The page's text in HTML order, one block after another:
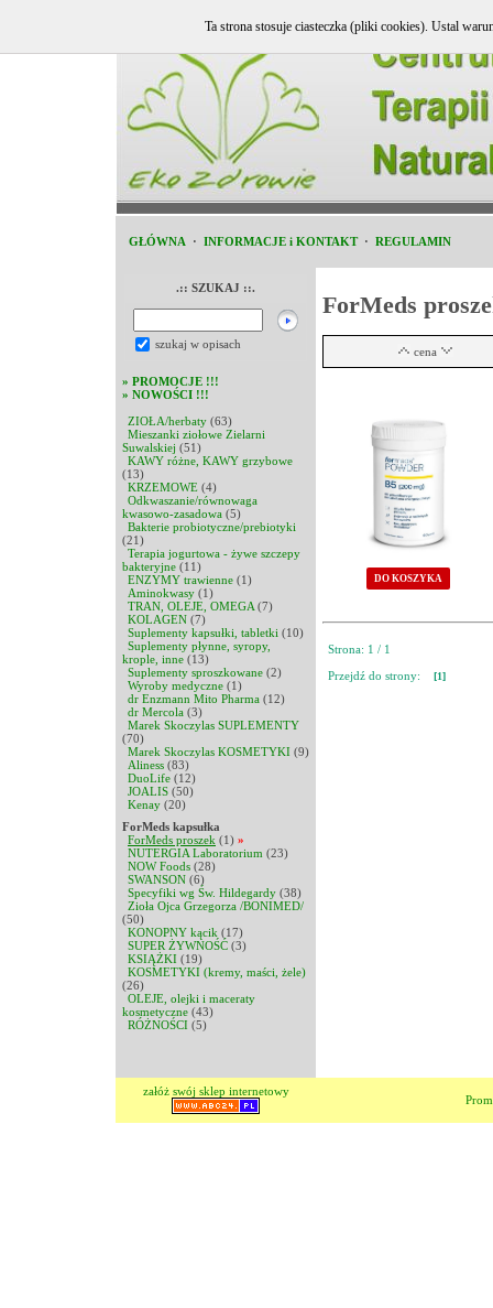
GŁÓWNA · INFORMACJE i KONTAKT · REGULAMIN
.:: SZUKAJ ::.
szukaj w opisach
» PROMOCJE !!!
» NOWOŚCI !!!
ZIOŁA/herbaty (63)
Mieszanki ziołowe Zielarni
Suwalskiej (51)
KAWY różne, KAWY grzybowe
(13)
KRZEMOWE (4)
Odkwaszanie/równowaga
kwasowo-zasadowa (5)
Bakterie probiotyczne/prebiotyki
(21)
Terapia jogurtowa - żywe szczepy
bakteryjne (11)
ENZYMY trawienne (1)
Aminokwasy (1)
TRAN, OLEJE, OMEGA (7)
KOLAGEN (7)
Suplementy kapsułki, tabletki (10)
Suplementy płynne, syropy,
krople, inne (13)
Suplementy sproszkowane (2)
Wyroby medyczne (1)
dr Enzmann Mito Pharma (12)
dr Mercola (3)
Marek Skoczylas SUPLEMENTY
(70)
Marek Skoczylas KOSMETYKI (9)
Aliness (83)
DuoLife (12)
JOALIS (50)
Kenay (20)
ForMeds kapsułka
ForMeds proszek (1) »
NUTERGIA Laboratorium (23)
NOW Foods (28)
SWANSON (6)
Specyfiki wg Św. Hildegardy (38)
Zioła Ojca Grzegorza /BONIMED/
(50)
KONOPNY kącik (17)
SUPER ŻYWNOŚĆ (3)
KSIĄŻKI (19)
KOSMETYKI (kremy, maści, żele)
(26)
OLEJE, olejki i maceraty
kosmetyczne (43)
RÓŻNOŚCI (5)
ForMeds
cena
DO KOSZYKA
Strona: 1 / 1
Przejdź do strony:
[1]
załóż swój sklep internetowy
Ta strona stosuje ciasteczka (pliki cookies). Ustal